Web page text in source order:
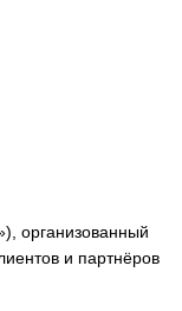
организованный
и партнёров